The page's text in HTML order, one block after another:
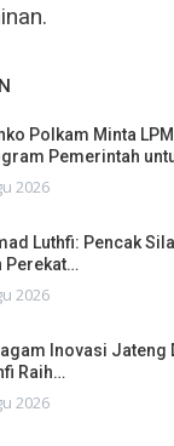
Polkam Minta
Pemerintah
2026
Luthfi: Pencak
Perekat…
2026
Inovasi Jateng
Raih…
2026